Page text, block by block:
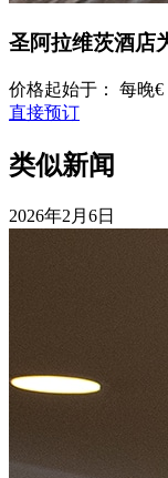
圣阿拉维茨酒店
价格起始于： 每晚€
直接预订
类似新闻
2026年2月6日